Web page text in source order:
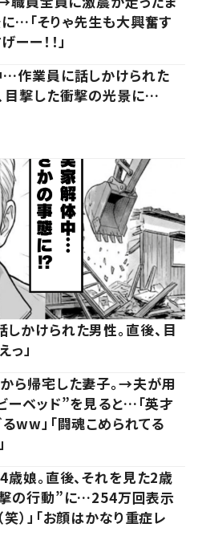
…「そりゃ先生も大興奮す
ーー！！」
作業員に話しかけられた
目撃した衝撃の光景に…
かけられた男性。直後、目
」
ら帰宅した妻子。→夫が用
ーベッド”を見ると…「英才
ww」「闘魂こめられてる
歳娘。直後、それを見た2歳
の行動”に…254万回表示
笑）」「お顔はかなり重症レ